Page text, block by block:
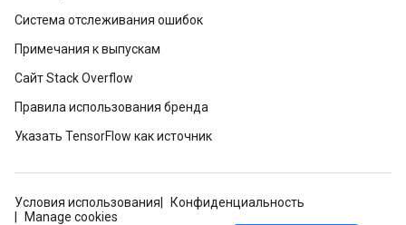
Система отслеживания ошибок
Примечания к выпускам
Сайт Stack Overflow
Правила использования бренда
Указать TensorFlow как источник
Условия использования
Конфиденциальность
Manage cookies